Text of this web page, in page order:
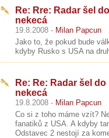
Re: Rre: Radar šel
nekecá
19.8.2008 - Milan Papcun
Jako to, že pokud bude
kdyby Rusko s USA na
Re: Re: Radar šel
nekecá
19.8.2008 - Milan Papcun
Co si z toho máme vzít?
fanatiků z USA. A kdyby
Odstavec 2 nestojí za